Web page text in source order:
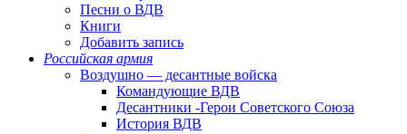
Песни о ВДВ
Книги
Добавить запись
Российская армия
Воздушно — десантные войска
Командующие ВДВ
Десантники -Герои Советского Союза
История ВДВ